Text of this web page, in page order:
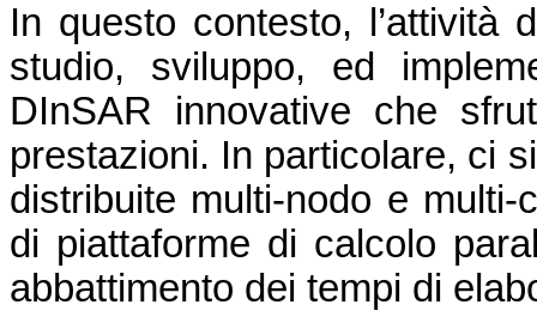
In questo contesto, l’attività
studio, sviluppo, ed
DInSAR innovative che
prestazioni. In particolare, ci
distribuite multi-nodo e
di piattaforme di calcolo
abbattimento dei tempi di